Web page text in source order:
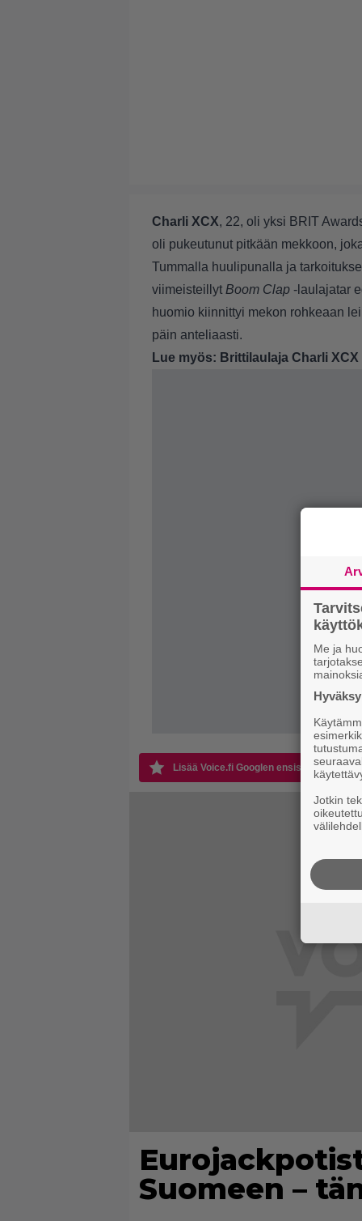
Charli XCX, 22, oli yksi BRIT
oli pukeutunut pitkään mekkoon,
Tummalla huulipunalla ja
viimeisteillyt Boom Clap -laulajatar
huomio kiinnittyi mekon rohkeaan
päin anteliaasti.
Lue myös: Brittilaulaja Charli
Lisää Voice.fi Googlen ensisijaiseksi
Suomeen –
Me ja
Jotkin